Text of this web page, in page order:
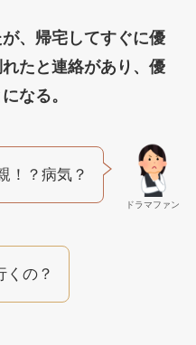
、帰宅してすぐに優
たと連絡があり、優
なる。
ドラマファン
！？病気？
くの？